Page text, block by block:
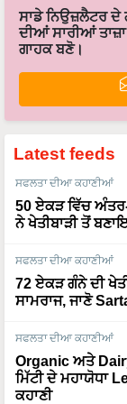
ਸਾਡੇ ਨਿਉਜ਼ਲੈਟਰ ਦੇ
ਦੀਆਂ ਸਾਰੀਆਂ
ਗਾਹਕ ਬਣੋ।
Latest feeds
ਸਫਲਤਾ ਦੀਆ ਕਹਾਣੀਆਂ
50 ਏਕੜ ਵਿੱਚ
ਨੇ ਖੇਤੀਬਾੜੀ ਤੋਂ
ਸਫਲਤਾ ਦੀਆ ਕਹਾਣੀਆਂ
72 ਏਕੜ ਗੰਨੇ ਦੀ
ਸਾਮਰਾਜ, ਜਾਣੋ
ਸਫਲਤਾ ਦੀਆ ਕਹਾਣੀਆਂ
Organic ਅਤੇ
ਮਿੱਟੀ ਦੇ ਮਹਾਯੋਧਾ
ਕਹਾਣੀ